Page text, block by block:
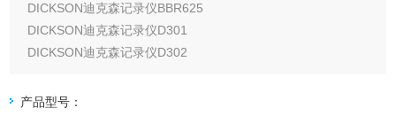
DICKSON迪克森记录仪BBR625
DICKSON迪克森记录仪D301
DICKSON迪克森记录仪D302
DICKSON迪克森记录仪D309
产品型号：